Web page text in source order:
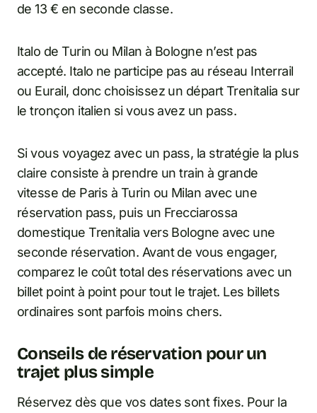
de 13 € en seconde classe.
Italo de Turin ou Milan à Bologne n’est pas
accepté. Italo ne participe pas au réseau Interrail
ou Eurail, donc choisissez un départ Trenitalia sur
le tronçon italien si vous avez un pass.
Si vous voyagez avec un pass, la stratégie la plus
claire consiste à prendre un train à grande
vitesse de Paris à Turin ou Milan avec une
réservation pass, puis un Frecciarossa
domestique Trenitalia vers Bologne avec une
seconde réservation. Avant de vous engager,
comparez le coût total des réservations avec un
billet point à point pour tout le trajet. Les billets
ordinaires sont parfois moins chers.
Conseils de réservation pour un
trajet plus simple
Réservez dès que vos dates sont fixes. Pour la